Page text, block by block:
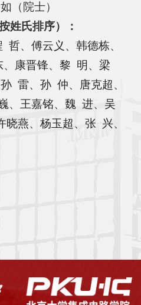
（院士）
姓氏排序）：
哲、傅云义 、韩德栋、
、 康晋锋、 黎 明 、 梁
孙 雷、 孙 仲、 唐克超、
、 王嘉铭、 魏 进、 吴
晓燕、 杨玉超、 张 兴、